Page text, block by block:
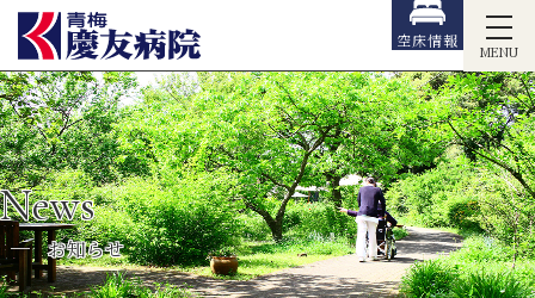
MENU
空床情報
News
お知らせ